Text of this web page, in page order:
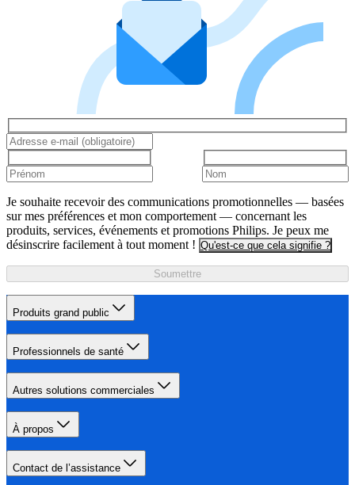
Je souhaite recevoir des communications promotionnelles — basées
sur mes préférences et mon comportement — concernant les
produits, services, événements et promotions Philips. Je peux me
désinscrire facilement à tout moment ! Qu'est-ce que cela signifie ?
Soumettre
Produits grand public
Professionnels de santé
Autres solutions commerciales
À propos
Contact de l’assistance